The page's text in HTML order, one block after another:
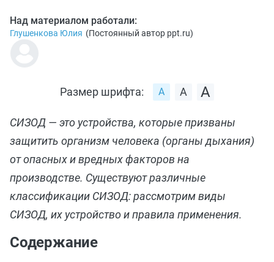
Над материалом работали:
Глушенкова Юлия (Постоянный автор ppt.ru)
Размер шрифта:
СИЗОД — это устройства, которые призваны
защитить организм человека (органы дыхания)
от опасных и вредных факторов на
производстве. Существуют различные
классификации СИЗОД: рассмотрим виды
СИЗОД, их устройство и правила применения.
Содержание